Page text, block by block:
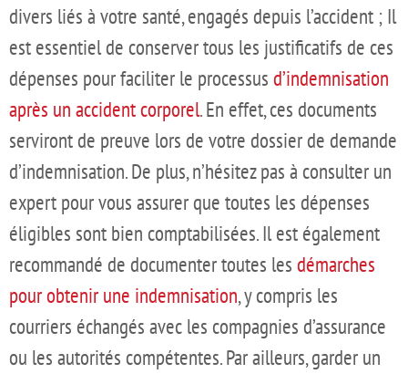
divers liés à votre santé, engagés depuis l’accident ; Il
est essentiel de conserver tous les justificatifs de ces
dépenses pour faciliter le processus d’indemnisation
après un accident corporel. En effet, ces documents
serviront de preuve lors de votre dossier de demande
d’indemnisation. De plus, n’hésitez pas à consulter un
expert pour vous assurer que toutes les dépenses
éligibles sont bien comptabilisées. Il est également
recommandé de documenter toutes les démarches
pour obtenir une indemnisation, y compris les
courriers échangés avec les compagnies d’assurance
ou les autorités compétentes. Par ailleurs, garder un